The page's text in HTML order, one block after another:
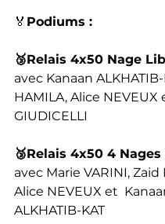
🏅 Podiums :
🥉Relais 4x50 Nage
avec Kanaan ALKHATIB-
HAMILA, Alice NEVEUX
GIUDICELLI
🥉Relais 4x50 4
avec Marie VARINI, Zaid
Alice NEVEUX et
ALKHATIB-KAT